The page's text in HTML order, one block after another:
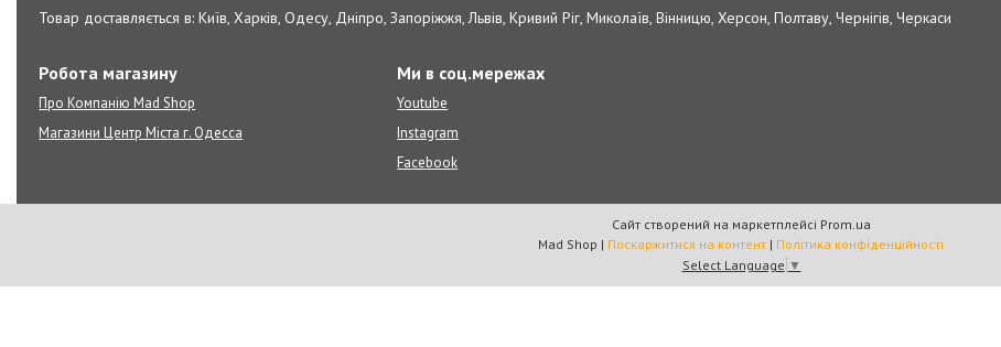
Товар доставляється в: Київ, Харків, Одесу, Дніпро, Запоріжжя, Львів, Кривий Ріг, Миколаїв, Вінницю, Херсон, Полтаву, Чернігів, Черкаси
Робота магазину
Про Компанію Mad Shop
Магазини Центр Міста г. Одесса
Ми в соц.мережах
Youtube
Instagram
Facebook
Сайт створений на маркетплейсі Prom.ua
Mad Shop | Поскаржитися на контент | Політика конфіденційності
Select Language ▼